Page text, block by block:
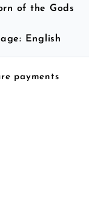
of the Gods
English
payments